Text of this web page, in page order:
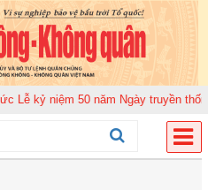
kỷ niệm 50 năm Ngày truyền thống